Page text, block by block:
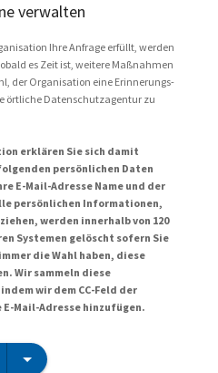
verwalten
Ihre Anfrage erfüllt, werden
es Zeit ist, weitere Maßnahmen
der Organisation eine Erinnerungs-
örtliche Datenschutzagentur zu
erklären Sie sich damit
persönlichen Daten
E-Mail-Adresse Name und der
persönlichen Informationen,
werden innerhalb von 120
Systemen gelöscht sofern Sie
die Wahl haben, diese
Wir sammeln diese
wir dem CC-Feld der
Mail-Adresse hinzufügen.